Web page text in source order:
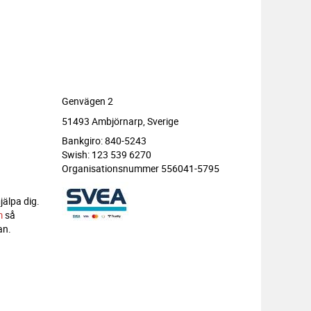
dig.
så
Genvägen 2
51493 Ambjörnarp, Sverige
Bankgiro: 840-5243
Swish: 123 539 6270
Organisationsnummer 556041-5795